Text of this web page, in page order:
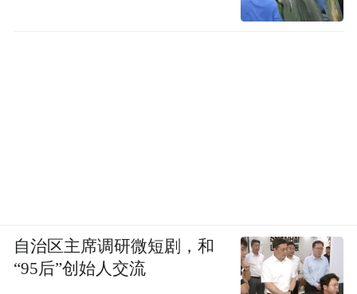
自治区主席调研微短剧，和
“95后”创始人交流